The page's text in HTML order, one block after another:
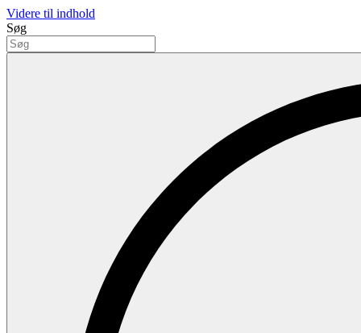
Videre til indhold
Søg